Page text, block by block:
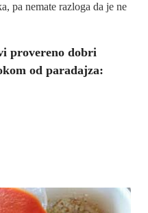
pa nemate razloga da je ne
provereno dobri
od paradajza: